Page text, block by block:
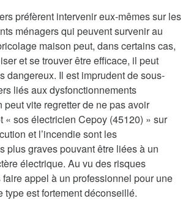
préfèrent intervenir eux-mêmes sur les
ménagers qui peuvent survenir au
maison peut, dans certains cas,
et se trouver être efficace, il peut
dangereux. Il est imprudent de sous-
liés aux dysfonctionnements
peut vite regretter de ne pas avoir
« sos électricien Cepoy (45120) » sur
et l’incendie sont les
plus graves pouvant être liées à un
électrique. Au vu des risques
appel à un professionnel pour une
type est fortement déconseillé.